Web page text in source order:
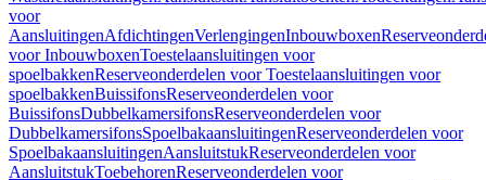
voor
AansluitingenAfdichtingenVerlengingenInbouwboxen
voor InbouwboxenToestelaansluitingen voor
spoelbakkenReserveonderdelen voor Toestelaansluitingen voor
spoelbakkenBuissifonsReserveonderdelen voor
BuissifonsDubbelkamersifonsReserveonderdelen voor
DubbelkamersifonsSpoelbakaansluitingenReserveonderdelen voor
SpoelbakaansluitingenAansluitstukReserveonderdelen voor
AansluitstukToebehorenReserveonderdelen voor